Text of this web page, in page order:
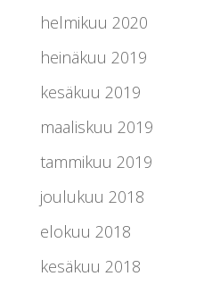
helmikuu 2020
heinäkuu 2019
kesäkuu 2019
maaliskuu 2019
tammikuu 2019
joulukuu 2018
elokuu 2018
kesäkuu 2018